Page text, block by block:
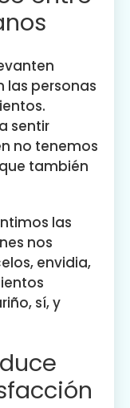
las personas
sentir
no tenemos
también
las
nos
envidia,
sí, y